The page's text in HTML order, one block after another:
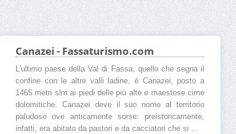
Canazei - Fassaturismo.com
L'ultimo paese della Val di Fassa, quello che segna il
confine con le altre valli ladine, è Canazei, posto a
1465 metri slm ai piedi delle più alte e maestose cime
dolomitiche. Canazei deve il suo nome al territorio
paludoso ove anticamente sorse: preistoricamente,
infatti, era abitato da pastori e da cacciatori che si ...